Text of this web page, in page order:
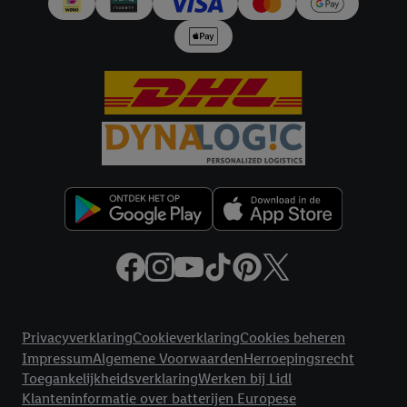
PrivacyverklaringCookieverklaringCookies beheren
ImpressumAlgemene VoorwaardenHerroepingsrecht
ToegankelijkheidsverklaringWerken bij Lidl
Klanteninformatie over batterijen Europese
Door op "Akkoord" te klikken, stem je in met alle verwerkingen
voor alle bovengenoemde doeleinden. Meer informatie,
jouw toestemming op elk gewenst moment in te trekken, vind je
privacyverklaring.Je vindt de impressum voor de Lidl
Klikhiervoor meer informatie over de cookies die